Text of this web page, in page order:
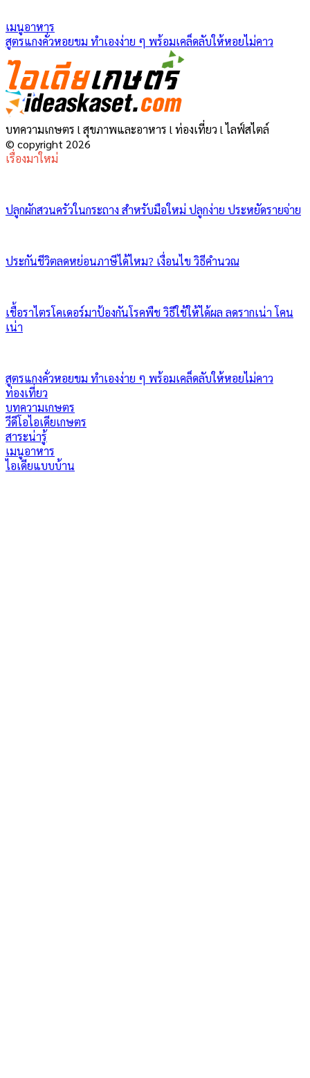
เมนูอาหาร
สูตรแกงคั่วหอยขม ทำเองง่าย ๆ พร้อมเคล็ดลับให้หอยไม่คาว
บทความเกษตร l สุขภาพและอาหาร l ท่องเที่ยว l ไลฟ์สไตล์
© copyright 2026
เรื่องมาใหม่
ปลูกผักสวนครัวในกระถาง สำหรับมือใหม่ ปลูกง่าย ประหยัดรายจ่าย
ประกันชีวิตลดหย่อนภาษีได้ไหม? เงื่อนไข วิธีคำนวณ
เชื้อราไตรโคเดอร์มาป้องกันโรคพืช วิธีใช้ให้ได้ผล ลดรากเน่า โคน
เน่า
สูตรแกงคั่วหอยขม ทำเองง่าย ๆ พร้อมเคล็ดลับให้หอยไม่คาว
ท่องเที่ยว
บทความเกษตร
วีดีโอไอเดียเกษตร
สาระน่ารู้
เมนูอาหาร
ไอเดียแบบบ้าน